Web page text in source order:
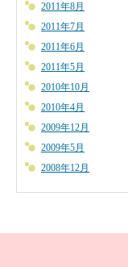
2011年8月
2011年7月
2011年6月
2011年5月
2010年10月
2010年4月
2009年12月
2009年5月
2008年12月